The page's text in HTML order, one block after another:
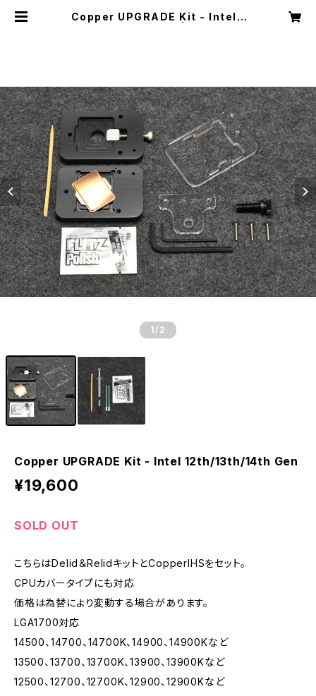
Copper UPGRADE Kit - Intel 1
1 /2
Copper UPGRADE Kit - Intel 12th/13th/14th Gen
¥19,600
SOLD OUT
こちらはDelid＆RelidキットとCopperIHSをセット。
CPUカバータイプにも対応
価格は為替により変動する場合があります。
LGA1700対応
14500、14700、14700K、14900、14900Kなど
13500、13700、13700K、13900、13900Kなど
12500、12700、12700K、12900、12900Kなど